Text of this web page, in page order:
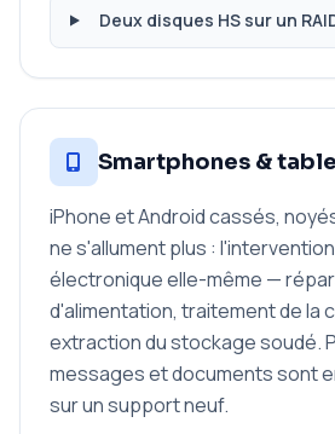
Deux disques HS sur un
Smartphones &
iPhone et Android cassés,
ne s'allument plus :
électronique elle-même —
d'alimentation, traitement de la
extraction du stockage soudé.
messages et documents sont
sur un support neuf.